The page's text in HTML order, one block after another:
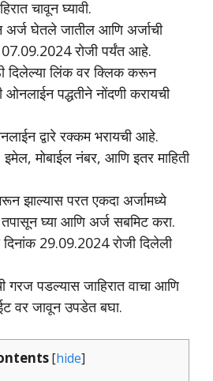
चावून घ्यावी.
घेतले जातील आणि अर्जाची
रोजी पर्यंत आहे.
दिलेल्या लिंक वर क्लिक करून
ओनलाईन पद्धतीने नोंदणी करायची
द्वारे रक्कम भरायची आहे.
इमेल, मोबाईल नंबर, आणि इतर माहिती
झाल्यास परत एकदा अर्जामध्ये
तपासून घ्या आणि अर्ज सबमिट करा.
दिनांक 29.09.2024 रोजी दिलेली
गरज पडल्यास जाहिरात वाचा आणि
वर जावून उपडेत बघा.
[hide]